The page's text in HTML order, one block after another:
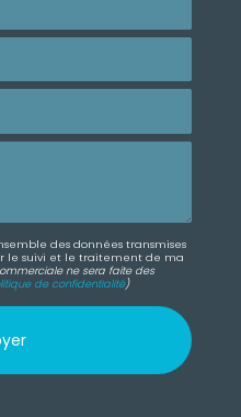
des données transmises
le suivi et le traitement de ma
ne sera faite des
de confidentialité)